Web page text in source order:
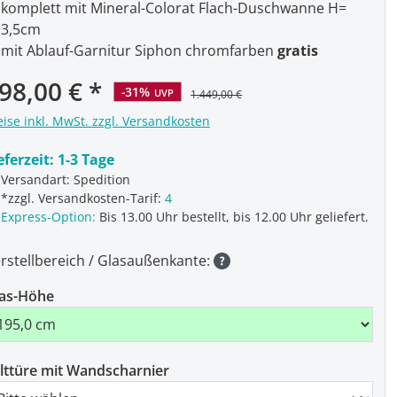
€ -31% UVP 1.449,00 €
inkl. MwSt. zzgl. Versandkosten
1-3 Tage
Versandart: Spedition
*zzgl. Versandkosten-Tarif:4
Express-Option: Bis 13.00 Uhr bestellt, bis 12.00 Uhr geliefert.
komplett mit Mineral-Colorat Flach-Duschwanne H=
3,5cm
mit Ablauf-Garnitur Siphon chromfarbengratis
/ Glasaußenkante:
Höhe
mit Wandscharnier